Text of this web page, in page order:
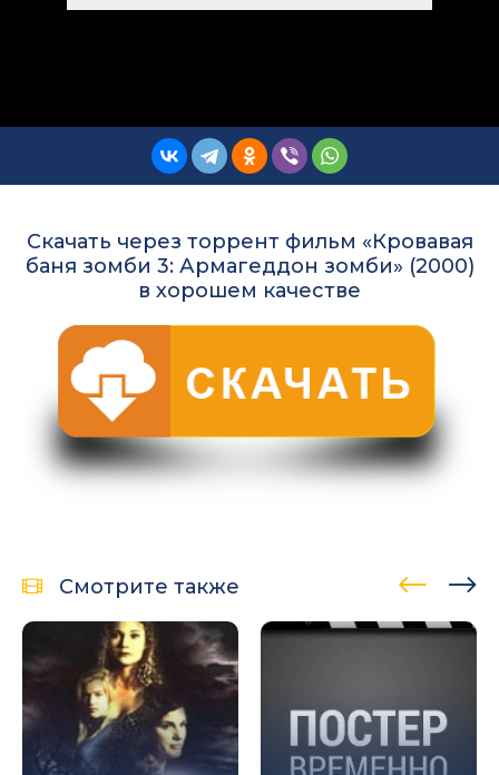
Скачать через торрент фильм «Кровавая
баня зомби 3: Армагеддон зомби» (2000)
в хорошем качестве
Смотрите также